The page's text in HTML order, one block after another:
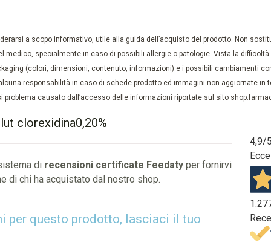
a scopo informativo, utile alla guida dell’acquisto del prodotto. Non
specialmente in caso di possibili allergie o patologie. Vista la
(colori, dimensioni, contenuto, informazioni) e i possibili cambiamenti
responsabilità in caso di schede prodotto ed immagini non aggiornate in
causato dall’accesso delle informazioni riportate sul sito
clorexidina0,20%
di recensioni certificate Feedatyper fornirvi
di chi ha acquistato dal nostro shop.
per questo prodotto, lasciaci il tuo
4,9/